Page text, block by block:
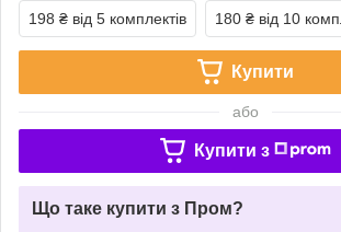
198 ₴ від 5 комплектів 180 ₴ від 10
Купити
або
Купити з
Що таке купити з Пром?